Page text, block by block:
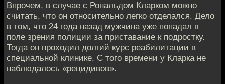
Впрочем, в случае с Рональдом Кларком можно
считать, что он относительно легко отделался. Дело
в том, что 24 года назад мужчина уже попадал в
поле зрения полиции за приставание к подростку.
Тогда он проходил долгий курс реабилитации в
специальной клинике. С того времени у Кларка не
наблюдалось «рецидивов».